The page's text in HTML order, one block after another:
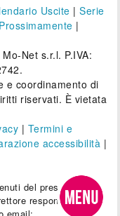
Uscite |Serie
Prossimamente |
Net s.r.l. P.IVA:
e coordinamento di
riservati. È vietata
| Termini e
accessibilità |
del presente sito
responsabile.